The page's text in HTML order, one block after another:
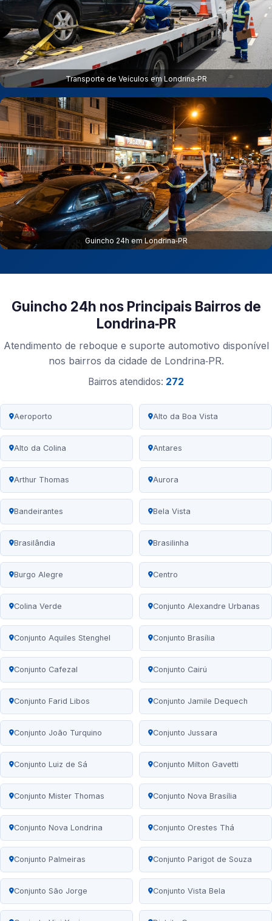
Transporte de Veículos em Londrina‑PR
Guincho 24h em Londrina‑PR
Guincho 24h nos Principais Bairros de
Londrina‑PR
Atendimento de reboque e suporte automotivo disponível
nos bairros da cidade de Londrina‑PR.
Bairros atendidos: 272
Aeroporto Alto da Boa Vista
Alto da Colina Antares
Arthur Thomas Aurora
Bandeirantes Bela Vista
Brasilândia Brasilinha
Burgo Alegre Centro
Colina Verde Conjunto Alexandre Urbanas
Conjunto Aquiles Stenghel Conjunto Brasília
Conjunto Cafezal Conjunto Cairú
Conjunto Farid Libos Conjunto Jamile Dequech
Conjunto João Turquino Conjunto Jussara
Conjunto Luiz de Sá Conjunto Milton Gavetti
Conjunto Mister Thomas Conjunto Nova Brasília
Conjunto Nova Londrina Conjunto Orestes Thá
Conjunto Palmeiras Conjunto Parigot de Souza
Conjunto São Jorge Conjunto Vista Bela